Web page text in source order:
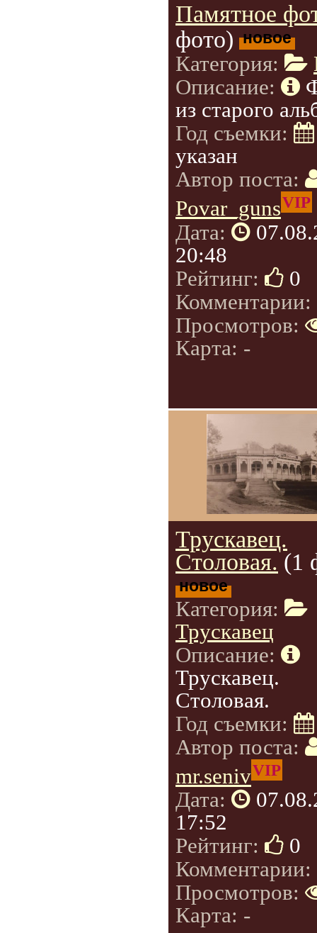
Памятное
фото) новое
Категория:
Описание:
из старого
Год съемки:
указан
Автор поста:
Povar_gunsVIP
Дата:
20:48
Рейтинг:
0
Комментарии:
Просмотров:
Карта: -
Трускавец.
Столовая. (1
новое
Категория:
Трускавец
Описание:
Трускавец.
Столовая.
Год съемки:
Автор поста:
mr.senivVIP
Дата:
17:52
Рейтинг:
0
Комментарии:
Просмотров:
Карта: -